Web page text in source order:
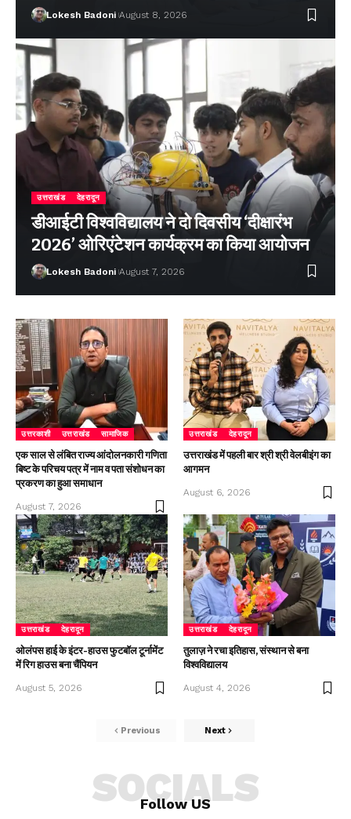
Lokesh Badoni August 8, 2026
उत्तराखंड देहरादून
डीआईटी विश्वविद्यालय ने दो दिवसीय ‘दीक्षारंभ
2026’ ओरिएंटेशन कार्यक्रम का किया आयोजन
Lokesh Badoni August 7, 2026
उत्तरकाशी उत्तराखंड सामाजिक
एक साल से लंबित राज्य आंदोलनकारी गणिता
बिष्ट के परिचय पत्र में नाम व पता संशोधन का
प्रकरण का हुआ समाधान
August 7, 2026
उत्तराखंड देहरादून
उत्तराखंड में पहली बार श्री श्री वेलबीइंग का
आगमन
August 6, 2026
उत्तराखंड देहरादून
ओलंपस हाई के इंटर-हाउस फुटबॉल टूर्नामेंट
में रिग हाउस बना चैंपियन
August 5, 2026
उत्तराखंड देहरादून
तुलाज़ ने रचा इतिहास, संस्थान से बना
विश्वविद्यालय
August 4, 2026
Previous Next
Follow US
SOCIALS